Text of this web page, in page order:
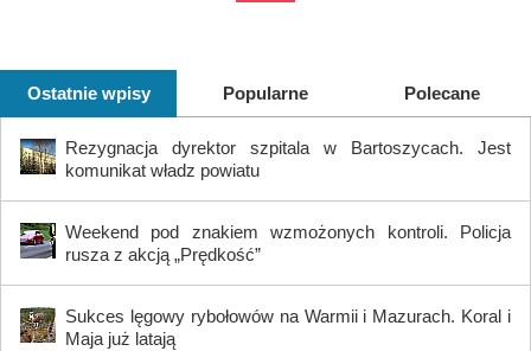
Ostatnie wpisy Popularne Polecane
Rezygnacja dyrektor szpitala w Bartoszycach. Jest
komunikat władz powiatu
Weekend pod znakiem wzmożonych kontroli. Policja
rusza z akcją „Prędkość”
Sukces lęgowy rybołowów na Warmii i Mazurach. Koral i
Maja już latają